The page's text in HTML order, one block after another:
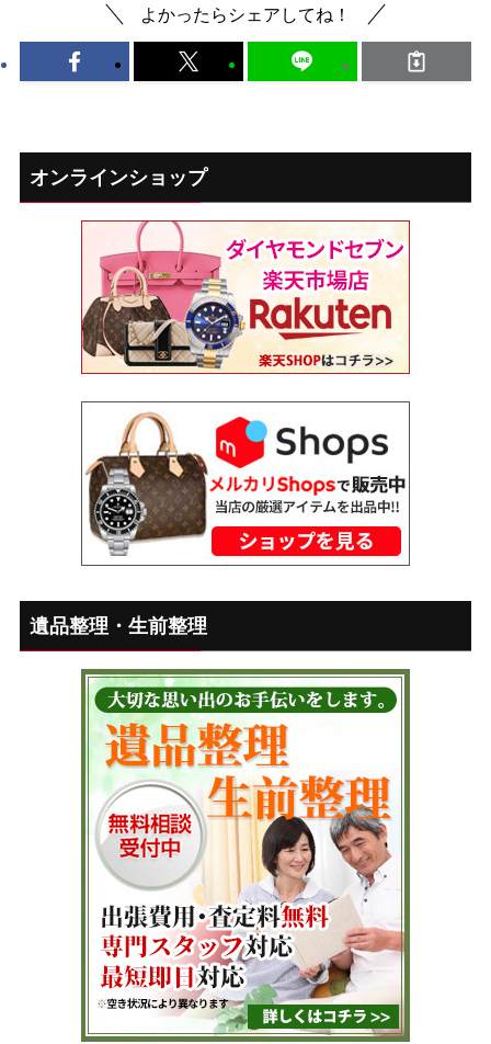
よかったらシェアしてね！
オンラインショップ
遺品整理・生前整理